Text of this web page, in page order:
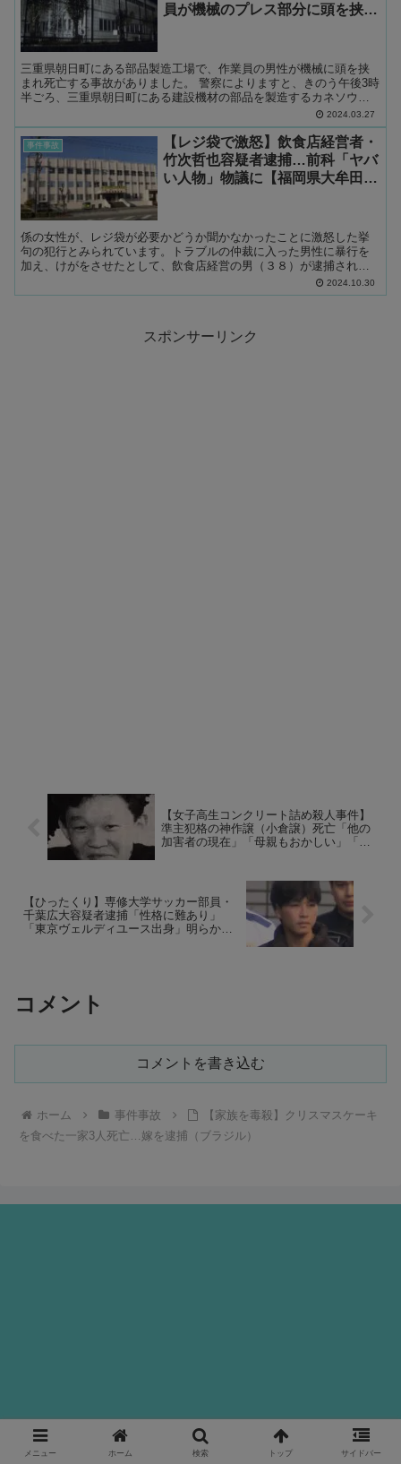
員が機械のプレス部分に頭を挟ま
三重県朝日町にある部品製造工場で、作業員の男性が機械に頭を挟
まれ死亡する事故がありました。 警察によりますと、きのう午後3時
半ごろ、三重県朝日町にある建設機材の部品を製造するカネソウの
工場で、「作業中だった男性が機械に頭を挟まれた」と、別の...
2024.03.27
事件事故
【レジ袋で激怒】飲食店経営者・
竹次哲也容疑者逮捕…前科「ヤバ
い人物」物議に【福岡県大牟田
係の女性が、レジ袋が必要かどうか聞かなかったことに激怒した挙
句の犯行とみられています。トラブルの仲裁に入った男性に暴行を
加え、けがをさせたとして、飲食店経営の男（３８）が逮捕されま
した。 警察によりますと、住所不定の飲食店経営の３８歳の男は...
2024.10.30
スポンサーリンク
【女子高生コンクリート詰め殺人事件】
準主犯格の神作譲（小倉譲）死亡「他の
加害者の現在」「母親もおかしい」「孤
【ひったくり】専修大学サッカー部員・
千葉広大容疑者逮捕「性格に難あり」
「東京ヴェルディユース出身」明らかに
コメント
コメントを書き込む
ホーム 事件事故
【家族を毒殺】クリスマスケーキ
を食べた一家3人死亡…嫁を逮捕（ブラジル）
メニュー ホーム 検索 トップ サイドバー